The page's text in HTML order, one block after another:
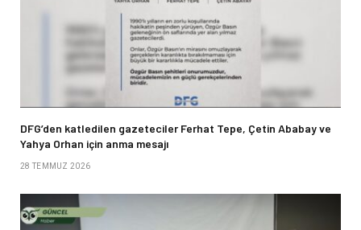
DFG’den katledilen gazeteciler Ferhat Tepe, Çetin Ababay ve
Yahya Orhan için anma mesajı
28 TEMMUZ 2026